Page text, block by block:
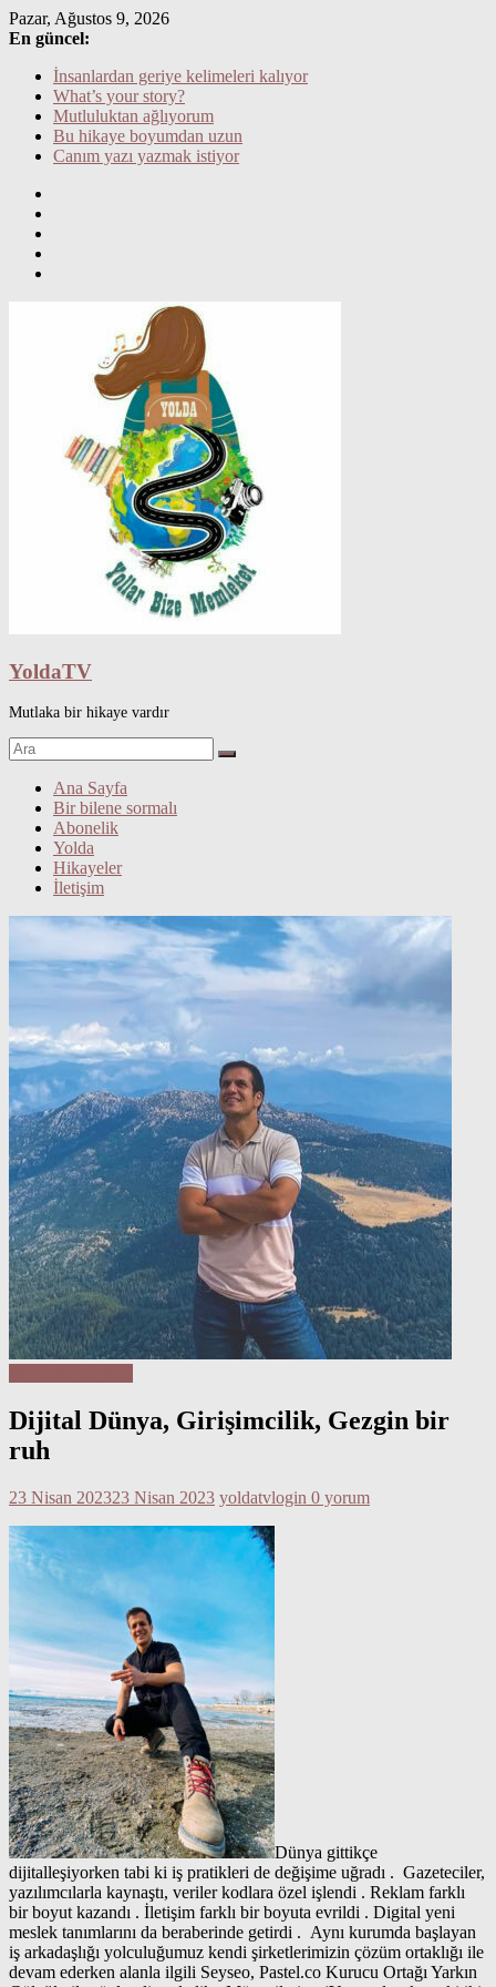
Skip
to
Pazar, Ağustos 9, 2026
En güncel:
İnsanlardan geriye kelimeleri kalıyor
What’s your story?
Mutluluktan ağlıyorum
Bu hikaye boyumdan uzun
Canım yazı yazmak istiyor
YoldaTV
Mutlaka bir hikaye vardır
Ana Sayfa
Bir bilene sormalı
Abonelik
Yolda
Hikayeler
İletişim
Dijital Dünya, Girişimcilik, Gezgin bir
ruh
23 Nisan 202323 Nisan 2023 yoldatvlogin 0 yorum
Dünya gittikçe
dijitalleşiyorken tabi ki iş pratikleri de değişime uğradı . Gazeteciler,
yazılımcılarla kaynaştı, veriler kodlara özel işlendi . Reklam farklı
bir boyut kazandı . İletişim farklı bir boyuta evrildi . Digital yeni
meslek tanımlarını da beraberinde getirdi . Aynı kurumda başlayan
iş arkadaşlığı yolculuğumuz kendi şirketlerimizin çözüm ortaklığı ile
devam ederken alanla ilgili Seyseo, Pastel.co Kurucu Ortağı Yarkın